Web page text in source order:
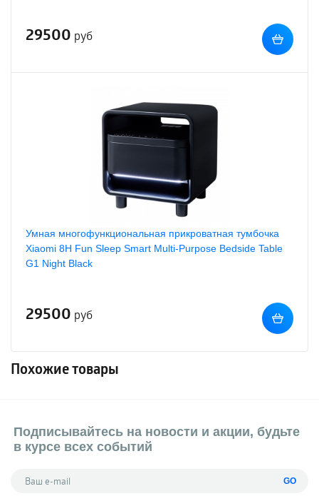
29500 руб
Умная многофункциональная прикроватная тумбочка
Xiaomi 8H Fun Sleep Smart Multi-Purpose Bedside Table
G1 Night Black
29500 руб
Похожие товары
Подписывайтесь на новости и акции, будьте
в курсе всех событий
GO